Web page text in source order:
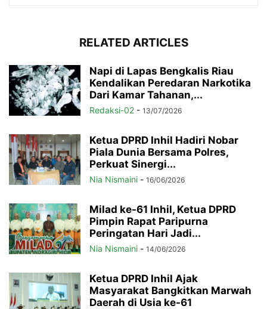
RELATED ARTICLES
Napi di Lapas Bengkalis Riau
Kendalikan Peredaran Narkotika
Dari Kamar Tahanan,...
Redaksi-02 - 13/07/2026
Ketua DPRD Inhil Hadiri Nobar
Piala Dunia Bersama Polres,
Perkuat Sinergi...
Nia Nismaini - 16/06/2026
Milad ke-61 Inhil, Ketua DPRD
Pimpin Rapat Paripurna
Peringatan Hari Jadi...
Nia Nismaini - 14/06/2026
Ketua DPRD Inhil Ajak
Masyarakat Bangkitkan Marwah
Daerah di Usia ke-61